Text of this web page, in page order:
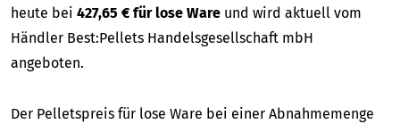
heute bei 427,65 € für lose Ware und wird aktuell vom
Händler Best:Pellets Handelsgesellschaft mbH
angeboten.
Der Pelletspreis für lose Ware bei einer Abnahmemenge